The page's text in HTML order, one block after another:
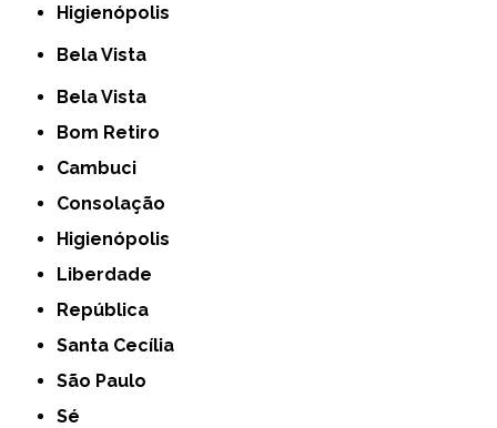
Higienópolis
Bela Vista
Bela Vista
Bom Retiro
Cambuci
Consolação
Higienópolis
Liberdade
República
Santa Cecília
São Paulo
Sé